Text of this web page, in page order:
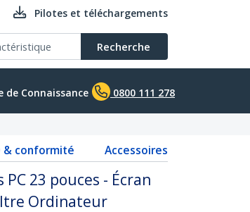
Pilotes et téléchargements
Recherche
de Connaissance 0800 111 278
& conformité Accessoires
23 pouces - Écran
Ordinateur